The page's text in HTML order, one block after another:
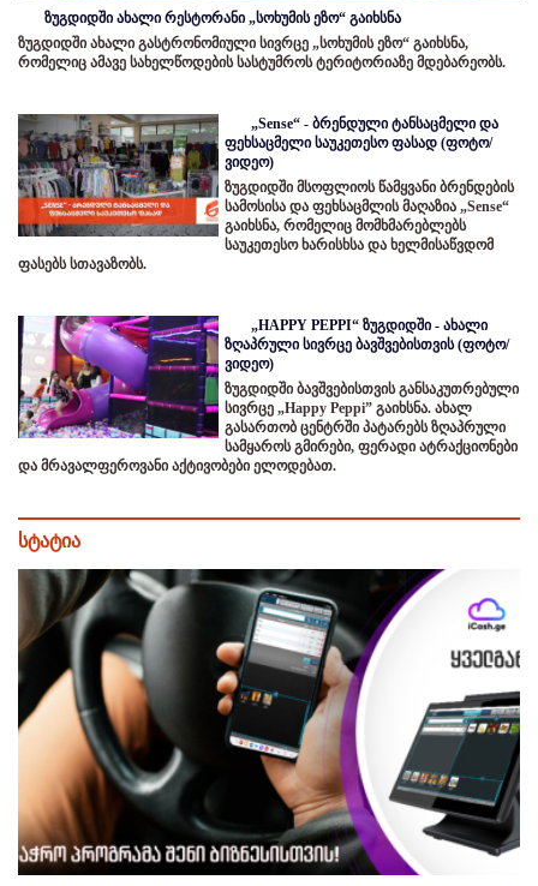
ზუგდიდში ახალი რესტორანი „სოხუმის ეზო“ გაიხსნა
ზუგდიდში ახალი გასტრონომიული სივრცე „სოხუმის ეზო“ გაიხსნა,
რომელიც ამავე სახელწოდების სასტუმროს ტერიტორიაზე მდებარეობს.
„Sense“ - ბრენდული ტანსაცმელი და
ფეხსაცმელი საუკეთესო ფასად (ფოტო/
ვიდეო)
ზუგდიდში მსოფლიოს წამყვანი ბრენდების
სამოსისა და ფეხსაცმლის მაღაზია „Sense“
გაიხსნა, რომელიც მომხმარებლებს
საუკეთესო ხარისხსა და ხელმისაწვდომ
ფასებს სთავაზობს.
„HAPPY PEPPI“ ზუგდიდში - ახალი
ზღაპრული სივრცე ბავშვებისთვის (ფოტო/
ვიდეო)
ზუგდიდში ბავშვებისთვის განსაკუთრებული
სივრცე „Happy Peppi” გაიხსნა. ახალ
გასართობ ცენტრში პატარებს ზღაპრული
სამყაროს გმირები, ფერადი ატრაქციონები
და მრავალფეროვანი აქტივობები ელოდებათ.
სტატია